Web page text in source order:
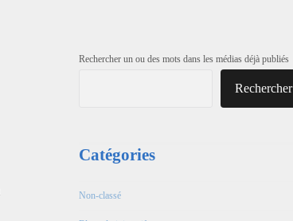
Rechercher un ou des mots dans les médias déjà publiés
Rechercher
Catégories
Non-classé